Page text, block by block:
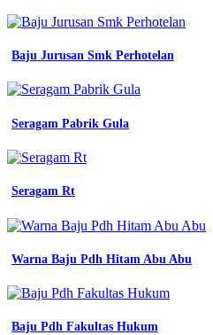
lengan
baju
kantoran
pria
seragam
kerja
baju
smk
warna
apa
baju
kerja
atasan
jual
Baju Jurusan Smk Perhotelan
Seragam Pabrik Gula
Seragam Rt
Warna Baju Pdh Hitam Abu Abu
Baju Pdh Fakultas Hukum